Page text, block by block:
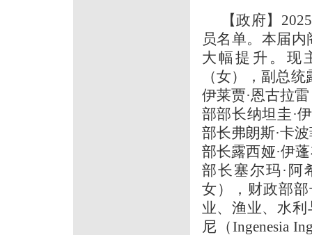
【政府】
员名单。本届
大幅提升。现
（女），副总
伊莱贾·恩古拉
部部长纳坦圭·
部长弗朗斯·卡
部长露西娅·伊
部长塞尔玛·阿
女），财政部部
业、渔业、水利
尼（Ingenesia